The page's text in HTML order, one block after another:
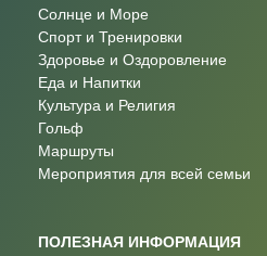
Солнце и Море
Спорт и Тренировки
Здоровье и Оздоровление
Еда и Напитки
Культура и Религия
Гольф
Маршруты
Мероприятия для всей семьи
ПОЛЕЗНАЯ ИНФОРМАЦИЯ